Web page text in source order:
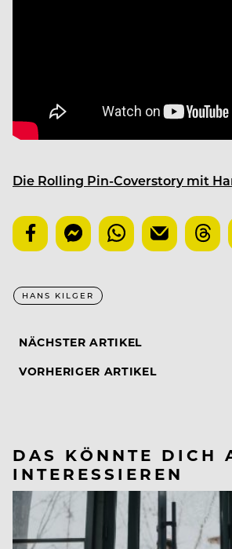
Die Rolling Pin-Coverstory mit
HANS KILGER
NÄCHSTER ARTIKEL
VORHERIGER ARTIKEL
DAS KÖNNTE DICH
INTERESSIEREN